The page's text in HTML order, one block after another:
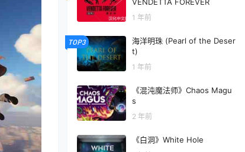
1 年前
TOP3
海洋明珠 (Pearl of the Deser
t)
1 年前
《混沌魔法师》Chaos Magu
s
2 年前
《白洞》White Hole